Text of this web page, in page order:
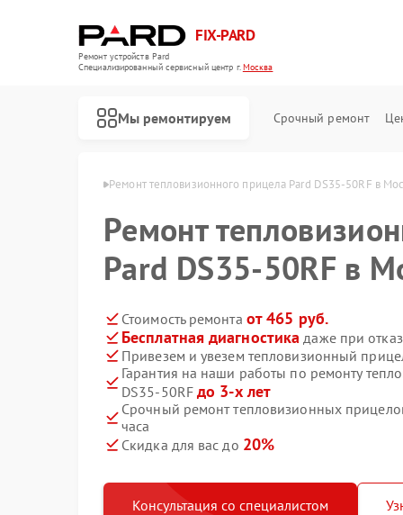
FIX-PARD
Ремонт устройств Pard
Специализированный cервисный центр г.Москва
Мы ремонтируем Срочный ремонт
Pard в Москве Ремонт тепловизионного прицела Pard DS35-50RF в
Ремонт
Pard DS35-50RF в
Стоимость ремонта от 465 руб.
Бесплатная диагностика даже при
Привезем и увезем тепловизионный
Гарантия на наши работы по ремонту
DS35-50RF до 3-х лет
Срочный ремонт тепловизионных
часа
Скидка для вас до 20%
Консультация со специалистом